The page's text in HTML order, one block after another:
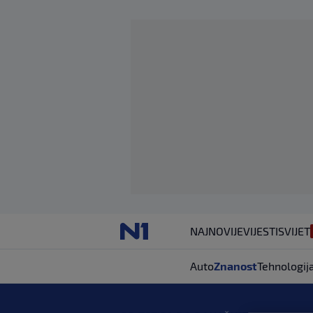
NAJNOVIJEVIJESTISVIJET
AutoZnanost